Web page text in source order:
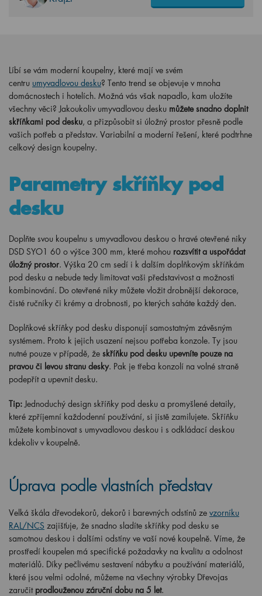
Líbí se vám moderní koupelny, které mají ve svém
centru umyvadlovou desku? Tento trend se objevuje v mnoha
domácnostech i hotelích. Možná vás však napadlo, kam uložíte
všechny věci? Jakoukoliv umyvadlovou desku můžete snadno doplnit
skříňkami pod desku, a přizpůsobit si úložný prostor přesně podle
vašich potřeb a představ. Variabilní a moderní řešení, které podtrhne
celkový design koupelny.
Parametry skříňky pod
desku
Doplňte svou koupelnu s umyvadlovou deskou o hravé otevřené niky
DSD SYO1 60 o výšce 300 mm, které mohou rozsvítit a uspořádat
úložný prostor. Výška 20 cm sedí i k dalším doplňkovým skříňkám
pod desku a nebude tedy limitovat vaši představivost a možnosti
kombinování. Do otevřené niky můžete vložit drobnější dekorace,
čisté ručníky či krémy a drobnosti, po kterých saháte každý den.
Doplňkové skříňky pod desku disponují samostatným závěsným
systémem. Proto k jejich usazení nejsou potřeba konzole. Ty jsou
nutné pouze v případě, že skříňku pod desku upevníte pouze na
pravou či levou stranu desky. Pak je třeba konzolí na volné straně
podepřít a upevnit desku.
Tip: Jednoduchý design skříňky pod desku a promyšlené detaily,
které zpříjemní každodenní používání, si jistě zamilujete. Skříňku
můžete kombinovat s umyvadlovou deskou i s odkládací deskou
kdekoliv v koupelně.
Úprava podle vlastních představ
Velká škála dřevodekorů, dekorů i barevných odstínů ze vzorníku
RAL/NCS zajišťuje, že snadno sladíte skříňky pod desku se
samotnou deskou i dalšími odstíny ve vaší nové koupelně. Víme, že
prostředí koupelen má specifické požadavky na kvalitu a odolnost
materiálů. Díky pečlivému sestavení nábytku a používání materiálů,
které jsou velmi odolné, můžeme na všechny výrobky Dřevojas
zaručit prodlouženou záruční dobu na 5 let.